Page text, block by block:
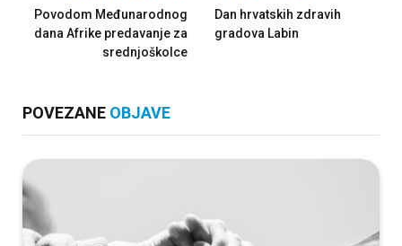
Povodom Međunarodnog
dana Afrike predavanje za
srednjoškolce
Dan hrvatskih zdravih
gradova Labin
POVEZANE OBJAVE